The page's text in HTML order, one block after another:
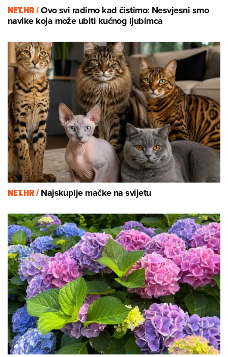
NET.HR /Ovo svi radimo kad čistimo: Nesvjesni smo
navike koja može ubiti kućnog ljubimca
NET.HR /Najskuplje mačke na svijetu